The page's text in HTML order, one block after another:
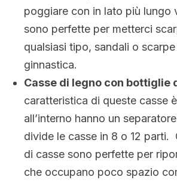
poggiare con in lato più lungo
sono perfette per metterci
qualsiasi tipo, sandali o
ginnastica.
Casse di legno con bottiglie
caratteristica di queste casse
all’interno hanno un
divide le casse in 8 o 12 parti.
di casse sono perfette per
che occupano poco spazio